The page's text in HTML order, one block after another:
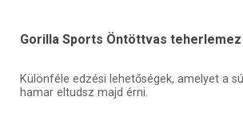
Gorilla Sports Öntöttvas
Különféle edzési lehetőségek, amelyet a
hamar eltudsz majd érni.